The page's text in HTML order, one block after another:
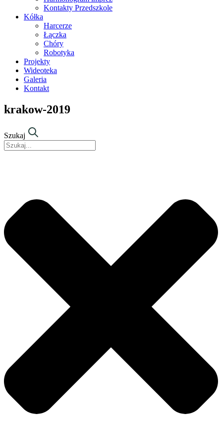
Kontakty Przedszkole
Kółka
Harcerze
Łączka
Chóry
Robotyka
Projekty
Wideoteka
Galeria
Kontakt
krakow-2019
Szukaj